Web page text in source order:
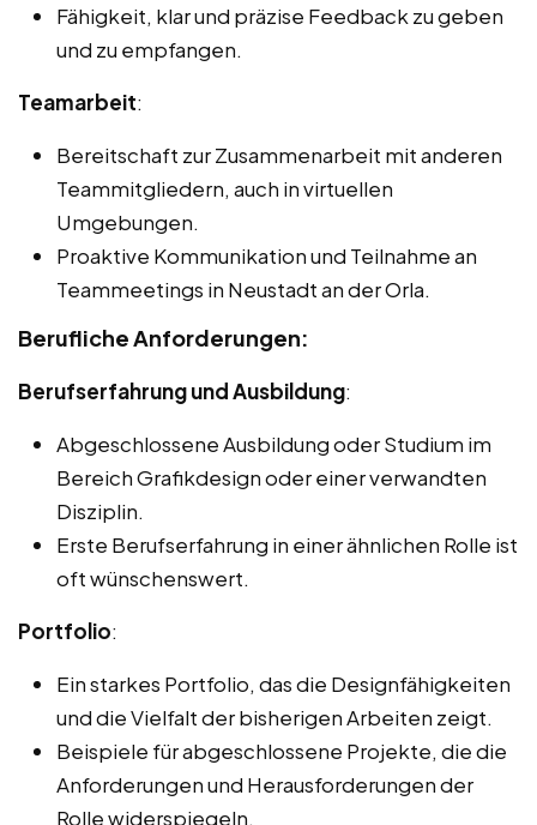
Fähigkeit, klar und präzise Feedback zu geben
und zu empfangen.
Teamarbeit:
Bereitschaft zur Zusammenarbeit mit anderen
Teammitgliedern, auch in virtuellen
Umgebungen.
Proaktive Kommunikation und Teilnahme an
Teammeetings in Neustadt an der Orla.
Berufliche Anforderungen:
Berufserfahrung und Ausbildung:
Abgeschlossene Ausbildung oder Studium im
Bereich Grafikdesign oder einer verwandten
Disziplin.
Erste Berufserfahrung in einer ähnlichen Rolle ist
oft wünschenswert.
Portfolio:
Ein starkes Portfolio, das die Designfähigkeiten
und die Vielfalt der bisherigen Arbeiten zeigt.
Beispiele für abgeschlossene Projekte, die die
Anforderungen und Herausforderungen der
Rolle widerspiegeln.